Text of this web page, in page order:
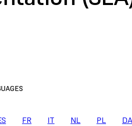
FR IT NL PL DA